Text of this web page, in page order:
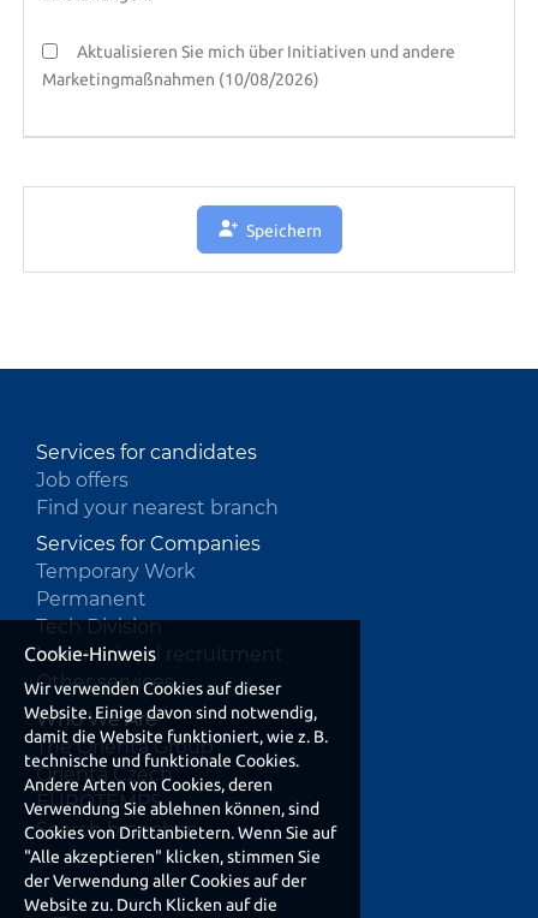
Aktualisieren Sie mich über Initiativen und andere
Marketingmaßnahmen (10/08/2026)
Speichern
Services for candidates
Job offers
Find your nearest branch
Services for Companies
Temporary Work
Permanent
Tech Division
International recruitment
Other services
Who We Are
The Orienta Group
Orienta Czech
EUROTEMPS
Search branches
Cookie-Hinweis
Wir verwenden Cookies auf dieser
Website. Einige davon sind notwendig,
damit die Website funktioniert, wie z. B.
technische und funktionale Cookies.
Andere Arten von Cookies, deren
Verwendung Sie ablehnen können, sind
Cookies von Drittanbietern. Wenn Sie auf
"Alle akzeptieren" klicken, stimmen Sie
der Verwendung aller Cookies auf der
Website zu. Durch Klicken auf die